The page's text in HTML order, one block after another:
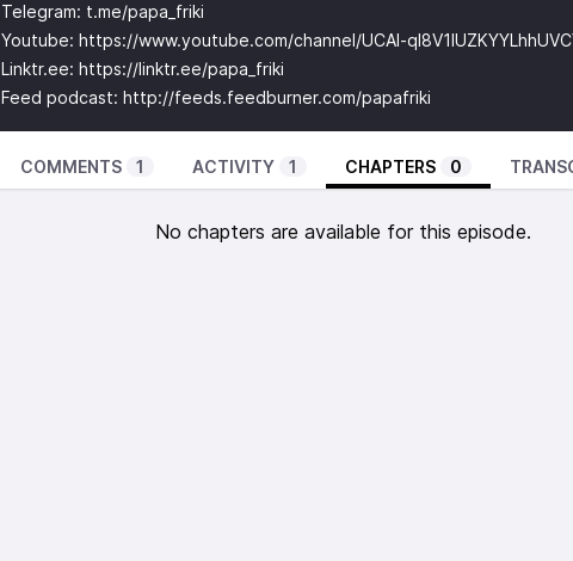
Telegram: t.me/papa_friki
Youtube: https://www.youtube.com/channel/UCAl-
Linktr.ee: https://linktr.ee/papa_friki
Feed podcast: http://feeds.feedburner.com/papafriki
COMMENTS 1 ACTIVITY 1 CHAPTERS 0
No chapters are available for this episode.